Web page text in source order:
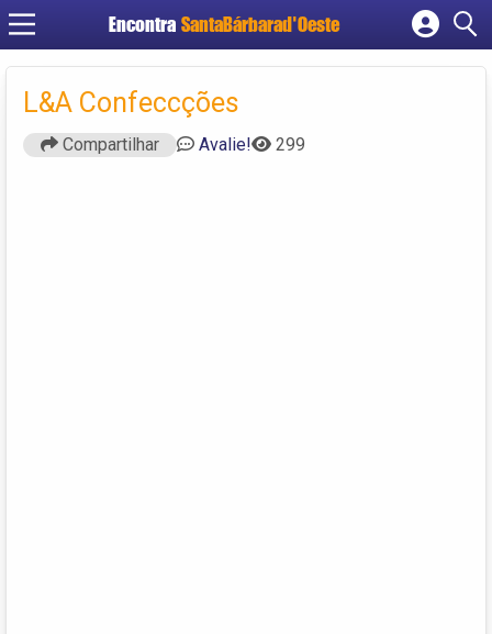
Encontra SantaBárbarad'Oeste
Cadastrar empresa
Criar conta
L&A Confeccções
Compartilhar Avalie! 299